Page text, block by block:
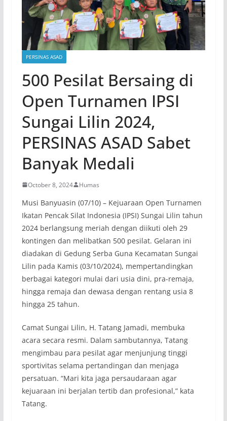
PERSINAS ASAD
500 Pesilat Bersaing di
Open Turnamen IPSI
Sungai Lilin 2024,
PERSINAS ASAD Sabet
Banyak Medali
October 8, 2024 Humas
Musi Banyuasin (07/10) – Kejuaraan Open Turnamen
Ikatan Pencak Silat Indonesia (IPSI) Sungai Lilin tahun
2024 berlangsung meriah dengan diikuti oleh 29
kontingen dan melibatkan 500 pesilat. Gelaran ini
diadakan di Gedung Serba Guna Kecamatan Sungai
Lilin pada Kamis (03/10/2024), mempertandingkan
berbagai kategori mulai dari usia dini, pra-remaja,
hingga remaja dan dewasa dengan rentang usia 8
hingga 25 tahun.
Camat Sungai Lilin, H. Tatang Jamadi, membuka
acara secara resmi. Dalam sambutannya, Tatang
mengimbau para pesilat agar menjunjung tinggi
sportivitas selama pertandingan dan menjaga
persatuan. “Mari kita jaga persaudaraan agar
kejuaraan ini berjalan tertib dan profesional,” kata
Tatang.